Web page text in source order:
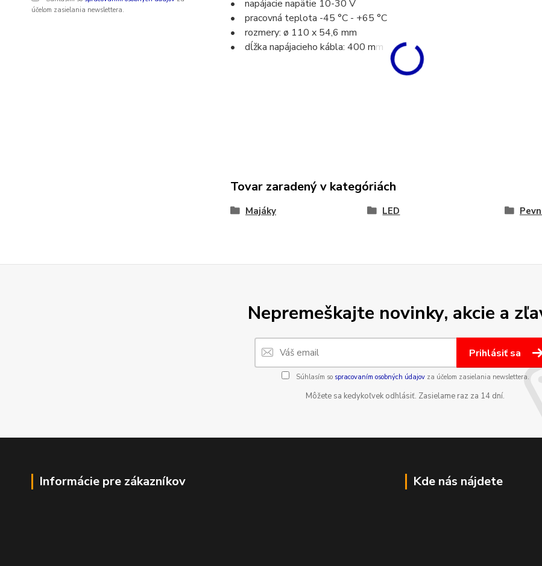
účelom zasielania newslettera.
• napájacie napätie 10-30 V
• pracovná teplota -45 °C - +65 °C
• rozmery: ø 110 x 54,6 mm
• dĺžka napájacieho kábla: 400 mm
Tovar zaradený v kategóriách
Majáky LED
Nepremeškajte novinky, akcie a
Prihlásiť sa
Súhlasím so spracovaním osobných údajovza účelom zasielania newslettera.
Môžete sa kedykoľvek odhlásiť. Zasielame raz za 14 dní.
Informácie pre zákazníkov Kde nás nájdete